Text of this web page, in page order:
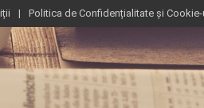
Politica de Confidențialitate și Cookie-